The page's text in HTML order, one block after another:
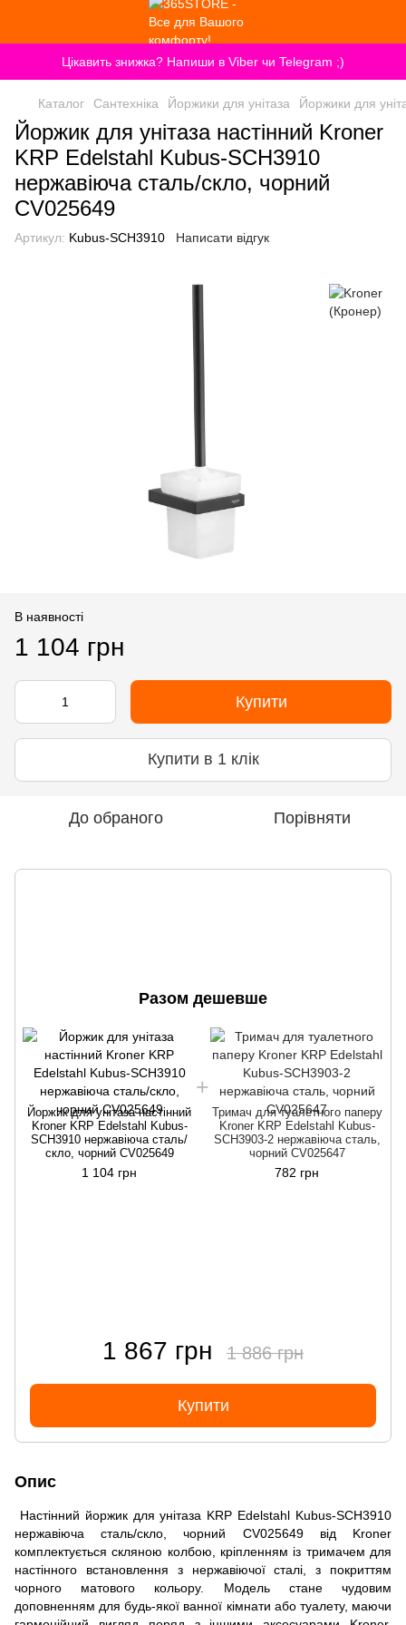
Цікавить знижка? Напиши в Viber чи Telegram ;)
Каталог Сантехніка Йоржики для унітаза Йоржики для
Йоржик для унітаза настінний Kroner
KRP Edelstahl Kubus-SCH3910
нержавіюча сталь/скло, чорний
CV025649
Артикул: Kubus-SCH3910 Написати відгук
В наявності
1 104 грн
Купити
Купити в 1 клік
До обраного Порівняти
Разом дешевше
Йоржик для унітаза настінний
Kroner KRP Edelstahl Kubus-
SCH3910 нержавіюча сталь/
скло, чорний CV025649
1 104 грн
Тримач для туалетного паперу
Kroner KRP Edelstahl Kubus-
SCH3903-2 нержавіюча сталь,
чорний CV025647
782 грн
1 867 грн 1 886 грн
Купити
Опис
Настінний йоржик для унітаза KRP Edelstahl Kubus-SCH3910
нержавіюча сталь/скло, чорний CV025649 від Kroner
комплектується скляною колбою, кріпленням із тримачем для
настінного встановлення з нержавіючої сталі, з покриттям
чорного матового кольору. Модель стане чудовим
доповненням для будь-якої ванної кімнати або туалету, маючи